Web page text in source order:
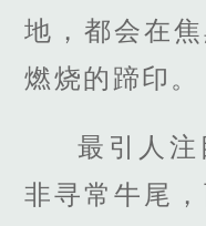
地，都会在
燃烧的蹄印。
最引人注
非寻常牛尾